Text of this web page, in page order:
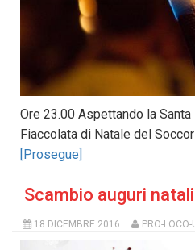
Ore 23.00 Aspettando la
Fiaccolata di Natale del
[Prosegue]
Scambio auguri
18 DICEMBRE 2016 PRO-LOCO-